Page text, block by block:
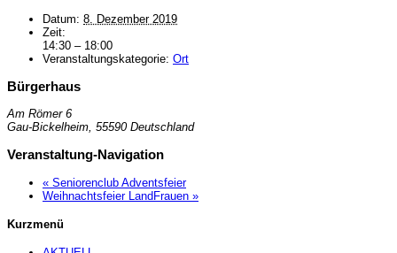
Datum: 8. Dezember 2019
Zeit:
14:30 – 18:00
Veranstaltungskategorie: Ort
Bürgerhaus
Am Römer 6
Gau-Bickelheim, 55590 Deutschland
Veranstaltung-Navigation
« Seniorenclub Adventsfeier
Weihnachtsfeier LandFrauen »
Kurzmenü